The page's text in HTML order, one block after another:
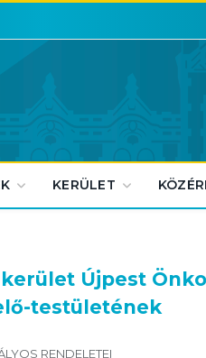
KERÜLET
Újpest
testületének
RENDELETEI